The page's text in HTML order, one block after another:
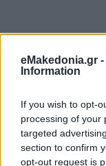
eMakedonia.gr -
Information
If you wish to opt-
processing of your
targeted
section to confirm
opt-out request is